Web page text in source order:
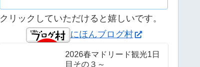
クリックしていただけると嬉しいです。
にほんブログ村
2026春マドリード観光1日
目その３～